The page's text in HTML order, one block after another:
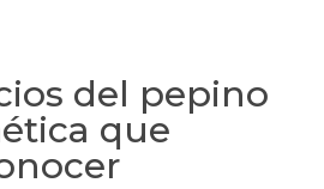
del pepino
que